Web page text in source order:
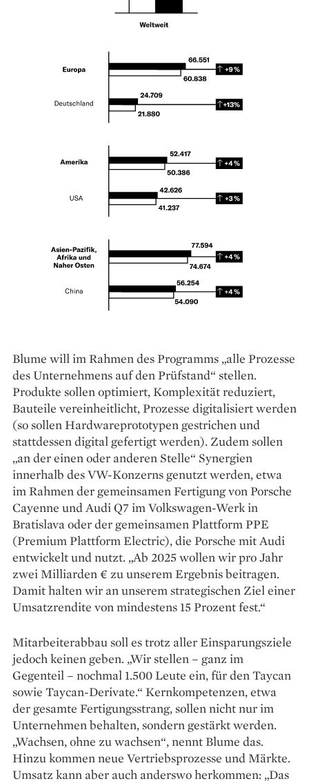
Blume will im Rahmen des Programms „alle Prozesse
des Unternehmens auf den Prüfstand“ stellen.
Produkte sollen optimiert, Komplexität reduziert,
Bauteile vereinheitlicht, Prozesse digitalisiert werden
(so sollen Hardwareprototypen gestrichen und
stattdessen digital gefertigt werden). Zudem sollen
„an der einen oder anderen Stelle“ Synergien
innerhalb des VW-Konzerns genutzt werden, etwa
im Rahmen der gemeinsamen Fertigung von Porsche
Cayenne und Audi Q7 im Volkswagen-Werk in
Bratislava oder der gemeinsamen Plattform PPE
(Premium Plattform Electric), die Porsche mit Audi
entwickelt und nutzt. „Ab 2025 wollen wir pro Jahr
zwei Milliarden € zu unserem Ergebnis beitragen.
Damit halten wir an unserem strategischen Ziel einer
Umsatzrendite von mindestens 15 Prozent fest.“
Mitarbeiterabbau soll es trotz aller Einsparungsziele
jedoch keinen geben. „Wir stellen – ganz im
Gegenteil – nochmal 1.500 Leute ein, für den Taycan
sowie Taycan-Derivate.“ Kernkompetenzen, etwa
der gesamte Fertigungsstrang, sollen nicht nur im
Unternehmen behalten, sondern gestärkt werden.
„Wachsen, ohne zu wachsen“, nennt Blume das.
Hinzu kommen neue Vertriebsprozesse und Märkte.
Umsatz kann aber auch anderswo herkommen: „Das